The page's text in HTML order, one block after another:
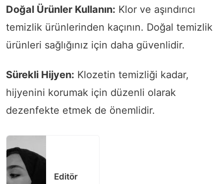
Doğal Ürünler Kullanın: Klor ve aşındırıcı
temizlik ürünlerinden kaçının. Doğal temizlik
ürünleri sağlığınız için daha güvenlidir.
Sürekli Hijyen: Klozetin temizliği kadar,
hijyenini korumak için düzenli olarak
dezenfekte etmek de önemlidir.
Editör